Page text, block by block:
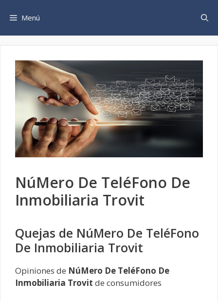
Menú
NúMero De TeléFono De
Inmobiliaria Trovit
Quejas de NúMero De TeléFono
De Inmobiliaria Trovit
Opiniones de NúMero De TeléFono De
Inmobiliaria Trovit de consumidores